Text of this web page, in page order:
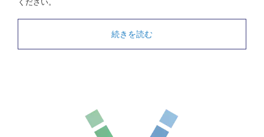
ください。
続きを読む